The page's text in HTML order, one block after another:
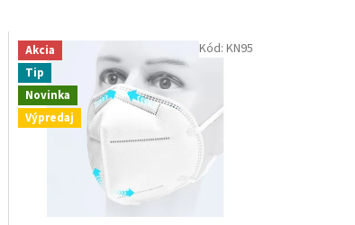
Akcia
Tip
Novinka
Výpredaj
Kód: KN95